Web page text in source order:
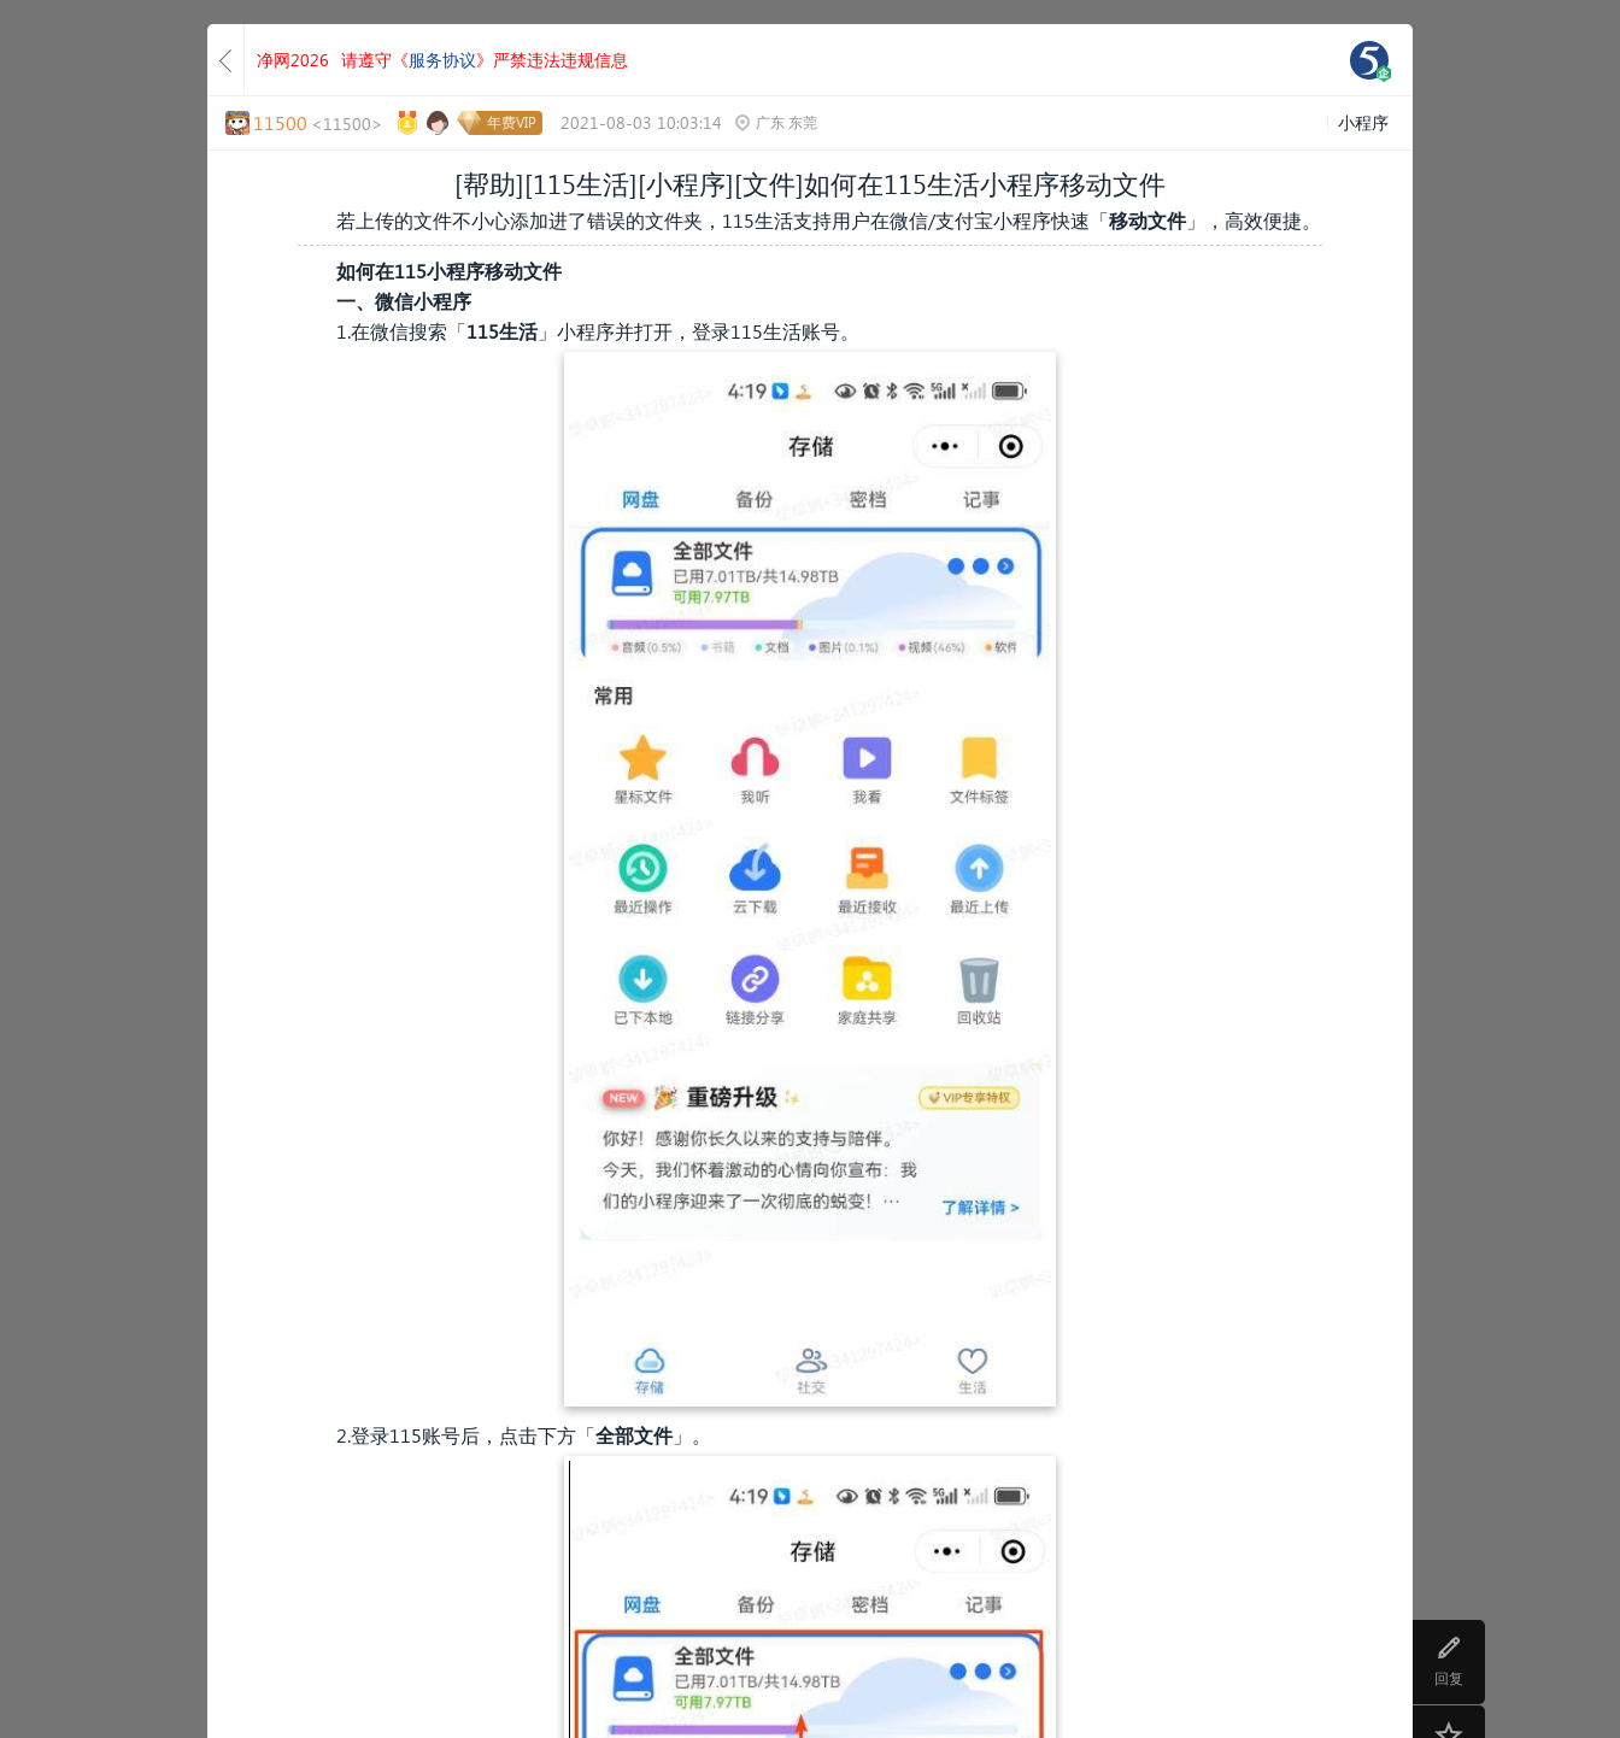
回复
净网2026 请遵守《服务协议》严禁违法违规信息
11500 <11500> 年费VIP 2021-08-03 10:03:14 广东 东莞 小程序
[帮助][115生活][小程序][文件]如何在115生活小程序移动文件
若上传的文件不小心添加进了错误的文件夹，115生活支持用户在微信/支付宝小程序快速「移动文件」，高效便捷。
如何在115小程序移动文件
一、微信小程序
1.在微信搜索「115生活」小程序并打开，登录115生活账号。
2.登录115账号后，点击下方「全部文件」。